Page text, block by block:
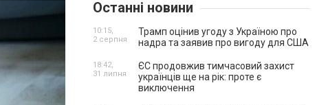
Останні новини
Трамп оцінив угоду з Україною про
надра та заявив про вигоду для США
10:15,
2 серпня
ЄС продовжив тимчасовий захист
українців ще на рік: проте є
виключення
18:42,
31 липня